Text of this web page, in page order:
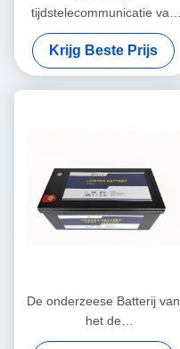
tijdstelecommunicatie van
12V 300Ah het Lithium Ion
Battery Bluetooth Heating
Krijg Beste Prijs
De onderzeese Batterij van
het de
Telecommunicatielithium van